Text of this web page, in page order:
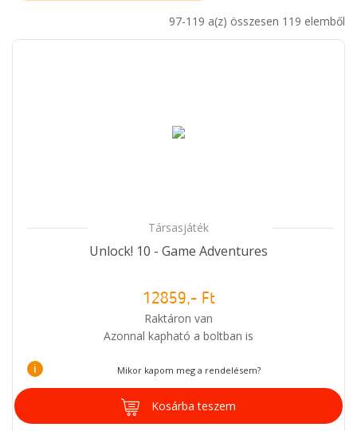
97-119 a(z) összesen 119 elemből
Társasjáték
Unlock! 10 - Game Adventures
12859,- Ft
Raktáron van
Azonnal kapható a boltban is
i Mikor kapom meg a rendelésem?
Kosárba teszem